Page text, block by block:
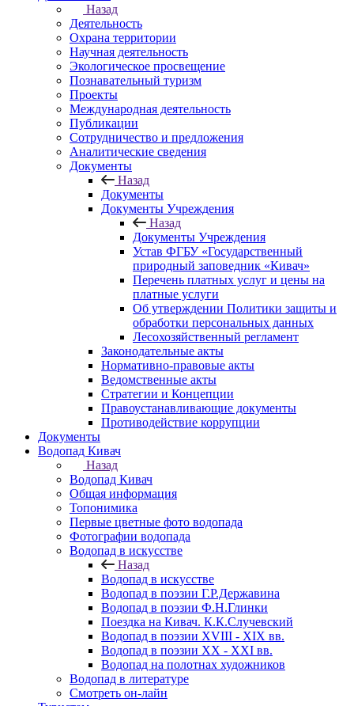
Назад
Деятельность
Охрана территории
Научная деятельность
Экологическое просвещение
Познавательный туризм
Проекты
Международная деятельность
Публикации
Сотрудничество и предложения
Аналитические сведения
Документы
Назад
Документы
Документы Учреждения
Назад
Документы Учреждения
Устав ФГБУ «Государственный
природный заповедник «Кивач»
Перечень платных услуг и цены на
платные услуги
Об утверждении Политики защиты и
обработки персональных данных
Лесохозяйственный регламент
Законодательные акты
Нормативно-правовые акты
Ведомственные акты
Стратегии и Концепции
Правоустанавливающие документы
Противодействие коррупции
Документы
Водопад Кивач
Назад
Водопад Кивач
Общая информация
Топонимика
Первые цветные фото водопада
Фотографии водопада
Водопад в искусстве
Назад
Водопад в искусстве
Водопад в поэзии Г.Р.Державина
Водопад в поэзии Ф.Н.Глинки
Поездка на Кивач. К.К.Случевский
Водопад в поэзии XVIII - XIX вв.
Водопад в поэзии XX - XXI вв.
Водопад на полотнах художников
Водопад в литературе
Смотреть он-лайн